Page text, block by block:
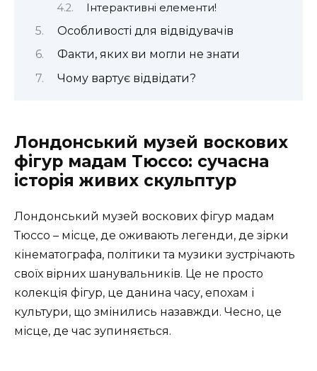
Інтерактивні елементи!
Особливості для відвідувачів
Факти, яких ви могли не знати
Чому вартує відвідати?
Лондонський музей воскових
фігур мадам Тюссо: сучасна
історія живих скульптур
Лондонський музей воскових фігур мадам
Тюссо – місце, де оживають легенди, де зірки
кінематографа, політики та музики зустрічають
своїх вірних шанувальників. Це не просто
колекція фігур, це данина часу, епохам і
культури, що змінились назавжди. Чесно, це
місце, де час зупиняється.